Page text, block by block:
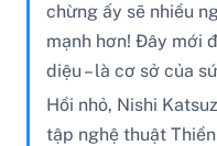
chừng ấy sẽ nhiều
mạnh hơn! Đây mới
diệu – là cơ sở của
Hồi nhỏ, Nishi
tập nghệ thuật